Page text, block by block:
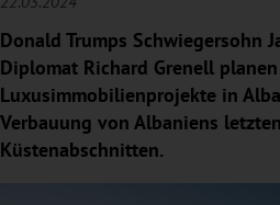
Donald Trumps Schwiegersohn
Diplomat Richard Grenell planen
Luxusimmobilienprojekte in
Verbauung von Albaniens
Küstenabschnitten.